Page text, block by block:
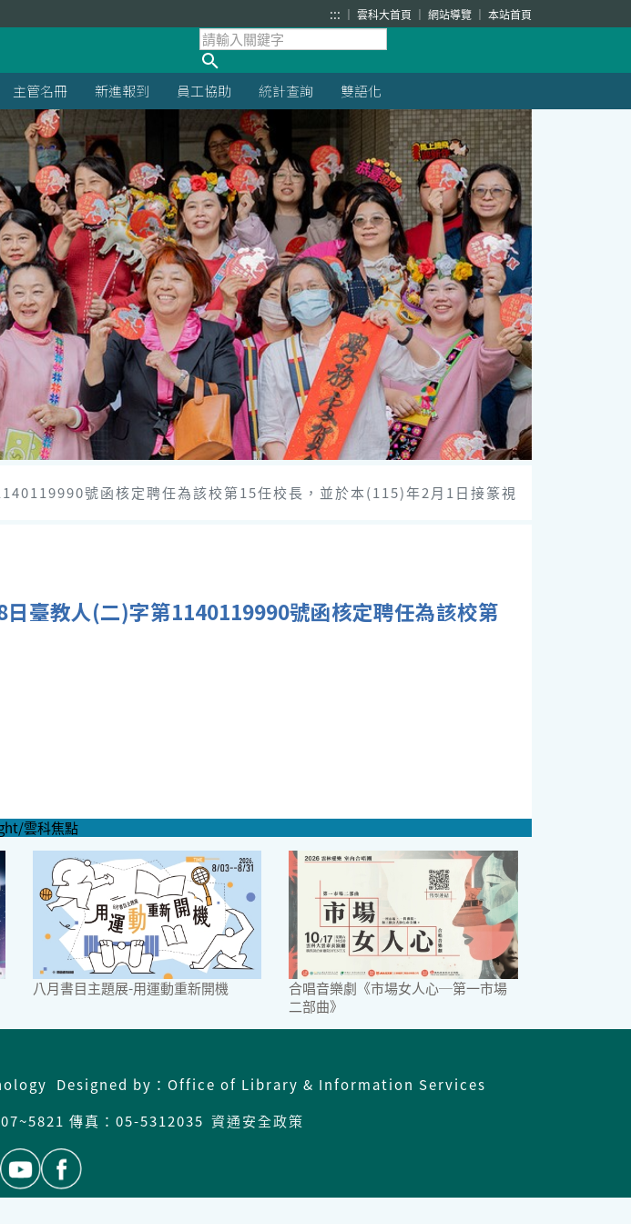
::: 雲科大首頁 網站導覽 本站首頁
主管名冊 新進報到 員工協助 統計查詢 雙語化
號函核定聘任為該校第15任校長，並於本(115)年2月1日接篆視
臺教人(二)字第1140119990號函核定聘任為該校第
雲科焦點
八月書目主題展-用運動重新開機
合唱音樂劇《市場女人心─第一市場
二部曲》
Designed by：Office of Library & Information Services
傳真：05-5312035 資通安全政策